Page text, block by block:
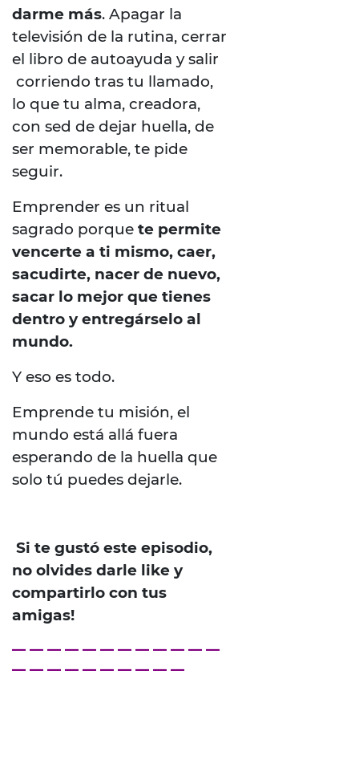
darme más. Apagar la
televisión de la rutina, cerrar
el libro de autoayuda y salir
corriendo tras tu llamado,
lo que tu alma, creadora,
con sed de dejar huella, de
ser memorable, te pide
seguir.
Emprender es un ritual
sagrado porque te permite
vencerte a ti mismo, caer,
sacudirte, nacer de nuevo,
sacar lo mejor que tienes
dentro y entregárselo al
mundo.
Y eso es todo.
Emprende tu misión, el
mundo está allá fuera
esperando de la huella que
solo tú puedes dejarle.
Si te gustó este episodio,
no olvides darle like y
compartirlo con tus
amigas!
— — — — — — — — — — — —
— — — — — — — — — —